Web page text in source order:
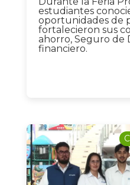
Nacional
estudiantes
oportunidades de
fortalecieron sus
ahorro, Seguro de
financiero.